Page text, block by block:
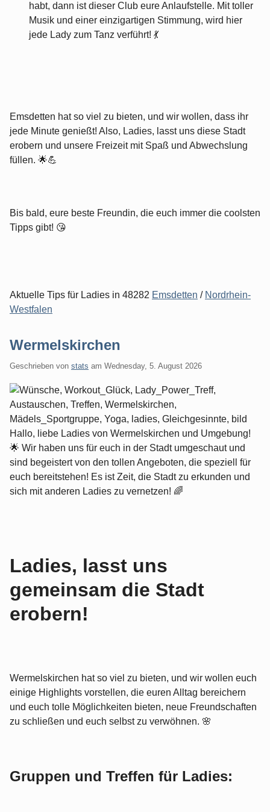
habt, dann ist dieser Club eure Anlaufstelle. Mit toller
Musik und einer einzigartigen Stimmung, wird hier
jede Lady zum Tanz verführt! 💃
Emsdetten hat so viel zu bieten, und wir wollen, dass ihr
jede Minute genießt! Also, Ladies, lasst uns diese Stadt
erobern und unsere Freizeit mit Spaß und Abwechslung
füllen. 🌟💪
Bis bald, eure beste Freundin, die euch immer die coolsten
Tipps gibt! 😘
Aktuelle Tips für Ladies in 48282 Emsdetten / Nordrhein-
Westfalen
Wermelskirchen
Geschrieben von stats am Wednesday, 5. August 2026
Hallo, liebe Ladies von Wermelskirchen und Umgebung!
🌟 Wir haben uns für euch in der Stadt umgeschaut und
sind begeistert von den tollen Angeboten, die speziell für
euch bereitstehen! Es ist Zeit, die Stadt zu erkunden und
sich mit anderen Ladies zu vernetzen! 🌈
Ladies, lasst uns
gemeinsam die Stadt
erobern!
Wermelskirchen hat so viel zu bieten, und wir wollen euch
einige Highlights vorstellen, die euren Alltag bereichern
und euch tolle Möglichkeiten bieten, neue Freundschaften
zu schließen und euch selbst zu verwöhnen. 🌸
Gruppen und Treffen für Ladies: